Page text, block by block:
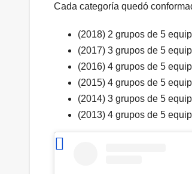
Cada categoría quedó
(2018) 2 grupos de 5
(2017) 3 grupos de 5
(2016) 4 grupos de 5
(2015) 4 grupos de 5
(2014) 3 grupos de 5
(2013) 4 grupos de 5